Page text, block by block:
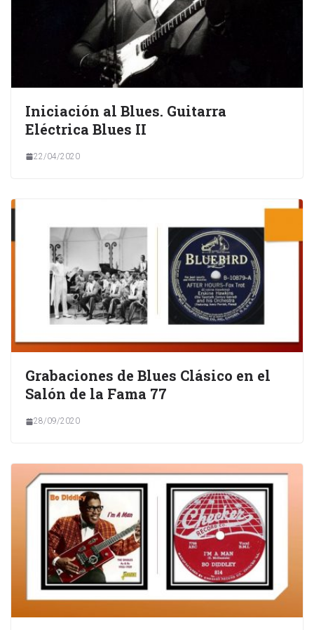
Iniciación al Blues. Guitarra
Eléctrica Blues II
22/04/2020
Grabaciones de Blues Clásico en el
Salón de la Fama 77
28/09/2020